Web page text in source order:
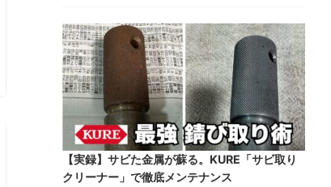
【実録】サビた金属が蘇る。KURE「サビ取り
クリーナー」で徹底メンテナンス